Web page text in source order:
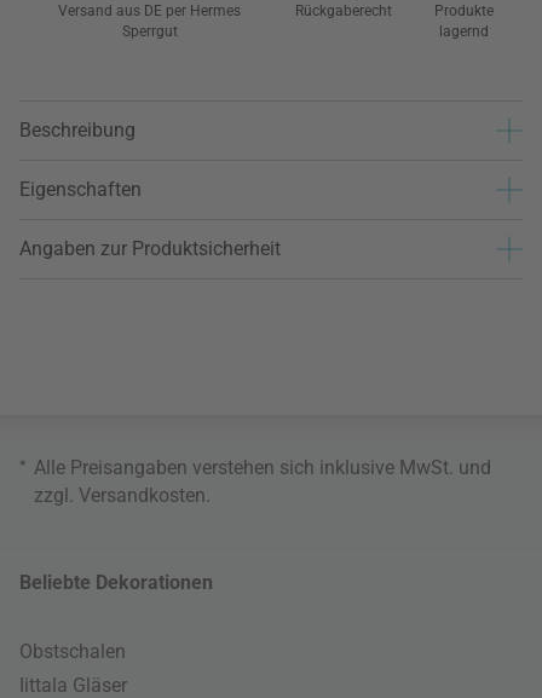
Versand aus DE per Hermes
Sperrgut
Rückgaberecht
Produkte
lagernd
Beschreibung
Eigenschaften
Angaben zur Produktsicherheit
* Alle Preisangaben verstehen sich inklusive MwSt. und
zzgl. Versandkosten
Beliebte Dekorationen
Obstschalen
Iittala Gläser